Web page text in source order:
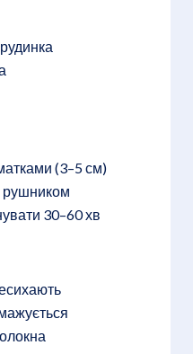
(3–5 см)
рушником
30–60 хв